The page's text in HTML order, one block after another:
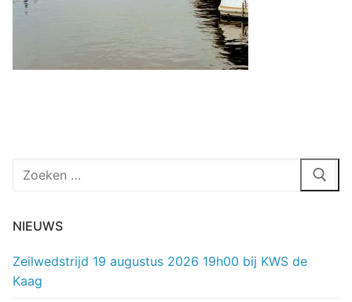
Zoeken
NIEUWS
Zeilwedstrijd 19 augustus 2026 19h00 bij KWS de
Kaag